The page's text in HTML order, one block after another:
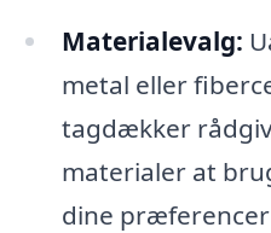
Materialevalg:
metal eller
tagdækker
materialer at
dine